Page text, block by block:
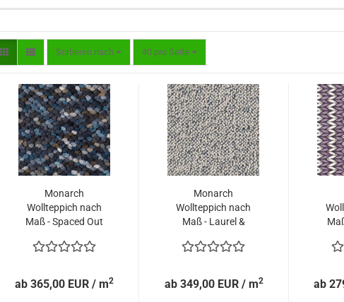
Sortieren nach
Sortieren nach 40 pro Seite
pro Seite
Monarch
Wollteppich nach
Maß - Spaced Out
ab 365,00 EUR / m2
Monarch
Wollteppich nach
Maß - Laurel &
ab 349,00 EUR / m2 ab